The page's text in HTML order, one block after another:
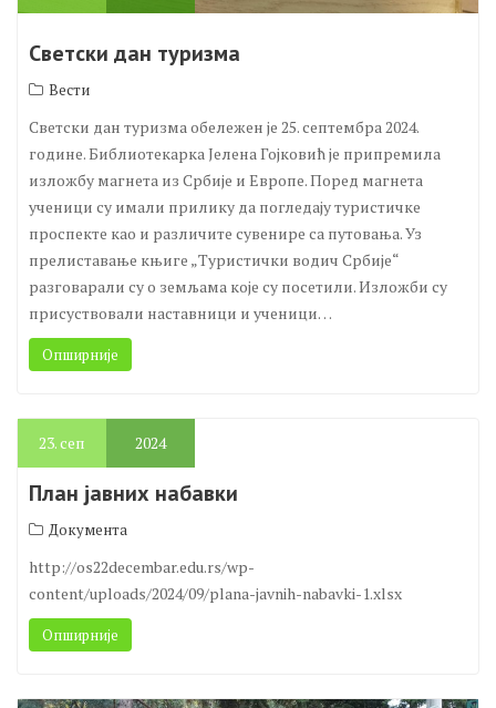
26.сеп 2024
Светски дан туризма
Вести
Светски дан туризма обележен је 25. септембра 2024.
године. Библиотекарка Јелена Гојковић је припремила
изложбу магнета из Србије и Европе. Поред магнета
ученици су имали прилику да погледају туристичке
проспекте као и различите сувенире са путовања. Уз
прелиставање књиге „Туристички водич Србије“
разговарали су о земљама које су посетили. Изложби су
присуствовали наставници и ученици…
Опширније
23.сеп 2024
План јавних набавки
Документа
http://os22decembar.edu.rs/wp-
content/uploads/2024/09/plana-javnih-nabavki-1.xlsx
Опширније